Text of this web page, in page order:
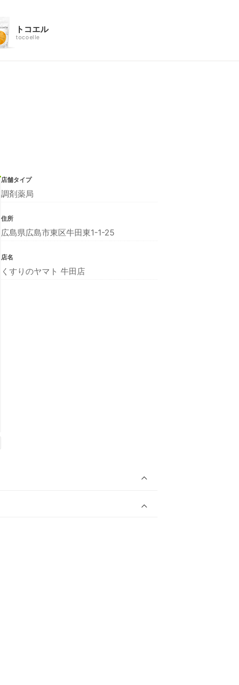
トコエル
tocoelle
店舗タイプ
調剤薬局
住所
広島県広島市東区牛田東1-1-25
店名
くすりのヤマト 牛田店